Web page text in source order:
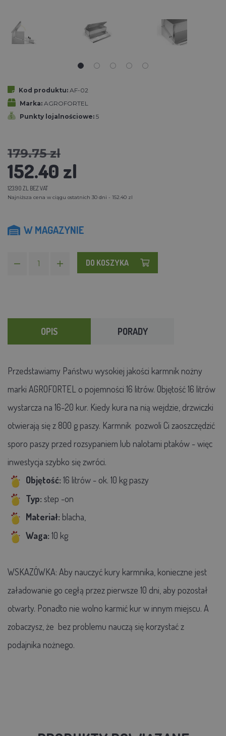
Kod produktu: AF-02
Marka: AGROFORTEL
Punkty lojalnościowe: 5
179.75 zl
152.40 zl
123.90 ZL BEZ VAT
Najniższa cena w ciągu ostatnich 30 dni - 152.40 zl
W MAGAZYNIE
DO KOSZYKA
OPIS PORADY
Przedstawiamy Państwu wysokiej jakości karmnik nożny
marki AGROFORTEL o pojemności 16 litrów. Objętość 16 litrów
wystarcza na 16-20 kur. Kiedy kura na nią wejdzie, drzwiczki
otwierają się z 800 g paszy. Karmnik pozwoli Ci zaoszczędzić
sporo paszy przed rozsypaniem lub nalotami ptaków - więc
inwestycja szybko się zwróci.
Objętość: 16 litrów - ok. 10 kg paszy
Typ: step -on
Materiał: blacha,
Waga: 10 kg
WSKAZÓWKA: Aby nauczyć kury karmnika, konieczne jest
załadowanie go cegłą przez pierwsze 10 dni, aby pozostał
otwarty. Ponadto nie wolno karmić kur w innym miejscu. A
zobaczysz, że bez problemu nauczą się korzystać z
podajnika nożnego.